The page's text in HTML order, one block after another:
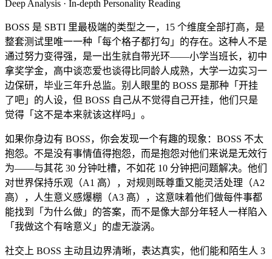
Deep Analysis · In-depth Personality Reading
BOSS 是 SBTI 里最极端的类型之一，15 个维度全部打高，是
整套测试里唯一一种「每个格子都打勾」的存在。这种人不是
通过努力变得强，是一出生就自带光环——小学当班长，初中
拿奖学金，高中谈恋爱也谈得比同龄人成熟，大学一边实习一
边保研，毕业三年升总监。别人眼里的 BOSS 是那种「开挂
了吧」的人设，但 BOSS 自己从不觉得自己开挂，他们只是
觉得「这不是本来就该这样吗」。
如果你身边有 BOSS，你会发现一个有趣的现象：BOSS 不太
抱怨。不是没有事情值得抱怨，而是抱怨对他们来说是无效行
为——与其花 30 分钟吐槽，不如花 10 分钟把问题解决。他们
对世界保持乐观（A1 高），对规则既尊重又能灵活处理（A2
高），人生意义感爆棚（A3 高），这意味着他们做每件事都
能找到「为什么做」的答案，而不是像大部分年轻人一样陷入
「我做这个有啥意义」的虚无漩涡。
社交上 BOSS 主动且边界清晰，表达真实，他们能和陌生人 3